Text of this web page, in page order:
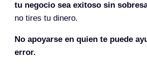
tu negocio sea exitoso sin
no tires tu dinero.
No apoyarse en quien te puede
error.